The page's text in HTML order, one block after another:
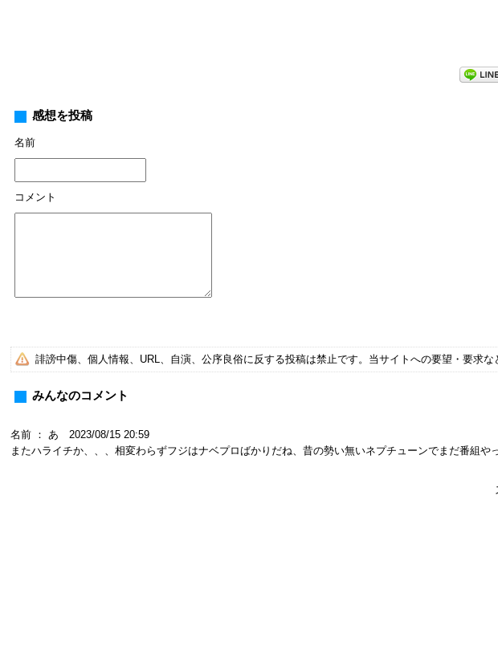
感想を投稿
名前
コメント
誹謗中傷、個人情報、URL、自演、公序良俗に反する投稿は禁止です。当サイトへの要望・要求
みんなのコメント
名前 ： あ 2023/08/15 20:59
またハライチか、、、相変わらずフジはナベプロばかりだね、昔の勢い無いネプチューンでまだ番組